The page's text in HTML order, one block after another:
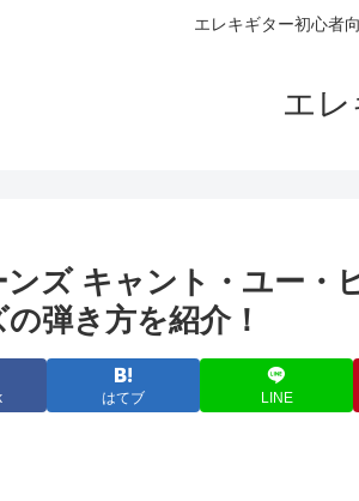
エレキギター初心者
エ
ズ キャント・ユー・
弾き方を紹介！
はてブ LINE